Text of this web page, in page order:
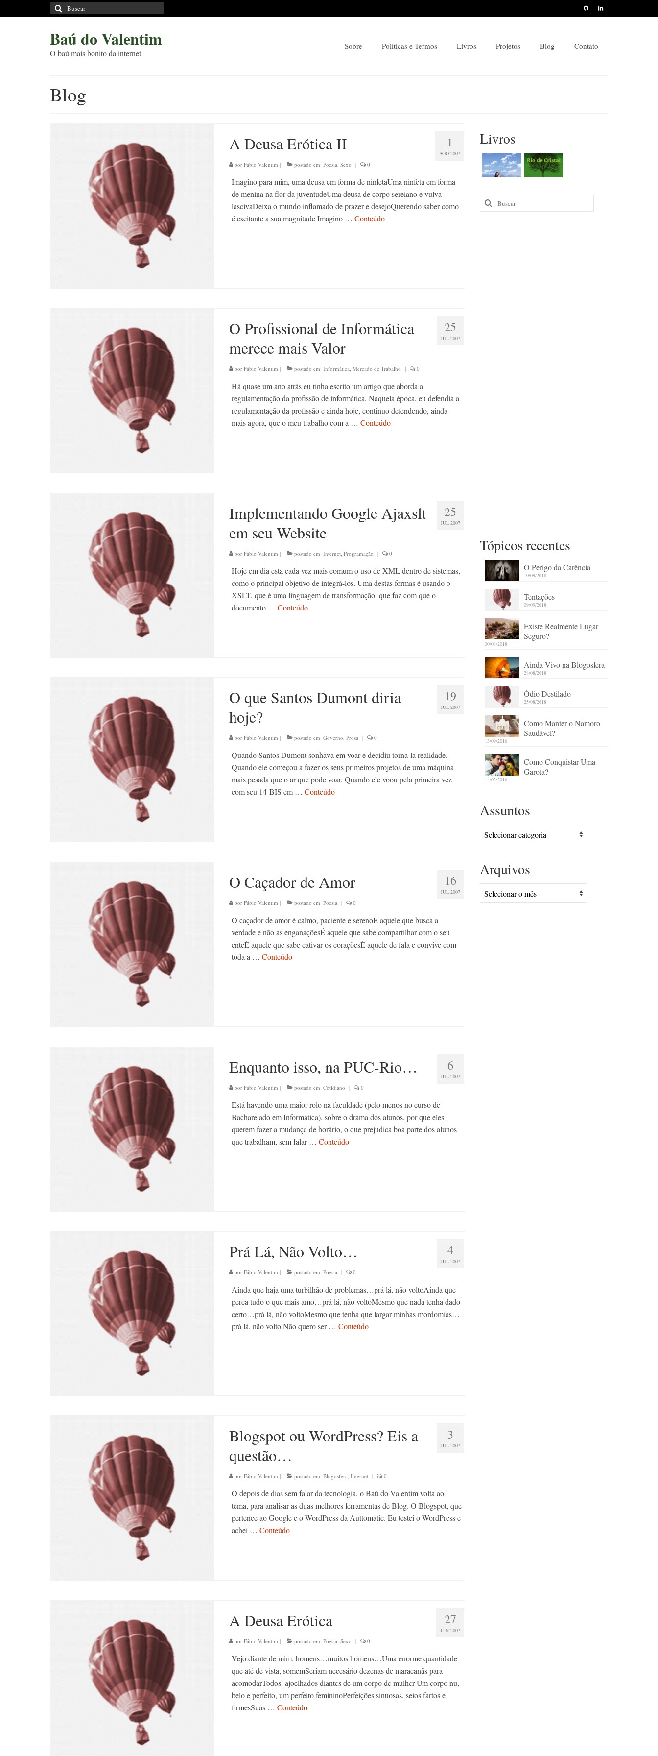
Buscar
por:
Baú do Valentim
O baú mais bonito da internet
Sobre Políticas e Termos Livros Projetos Blog Contato
Blog
1
AGO 2007
A Deusa Erótica II
por Fábio Valentim | postado em: Poesia, Sexo | 0
Imagino para mim, uma deusa em forma de ninfetaUma ninfeta em forma
de menina na flor da juventudeUma deusa de corpo sereiano e vulva
lascivaDeixa o mundo inflamado de prazer e desejoQuerendo saber como
é excitante a sua magnitude Imagino … Conteúdo
25
JUL 2007
O Profissional de Informática
merece mais Valor
por Fábio Valentim | postado em: Informática Mercado de Trabalho | 0
Há quase um ano atrás eu tinha escrito um artigo que aborda a
regulamentação da profissão de informática. Naquela época, eu defendia a
regulamentação da profissão e ainda hoje, continuo defendendo, ainda
mais agora, que o meu trabalho com a … Conteúdo
25
JUL 2007
Implementando Google Ajaxslt
em seu Website
por Fábio Valentim | postado em: Internet, Programação | 0
Hoje em dia está cada vez mais comum o uso de XML dentro de sistemas,
como o principal objetivo de integrá-los. Uma destas formas é usando o
XSLT, que é uma linguagem de transformação, que faz com que o
documento … Conteúdo
19
JUL 2007
O que Santos Dumont diria
hoje?
por Fábio Valentim | postado em: Governo, Prosa | 0
Quando Santos Dumont sonhava em voar e decidiu torna-la realidade.
Quando ele começou a fazer os seus primeiros projetos de uma máquina
mais pesada que o ar que pode voar. Quando ele voou pela primeira vez
com seu 14-BIS em … Conteúdo
16
JUL 2007
O Caçador de Amor
por Fábio Valentim | postado em: Poesia | 0
O caçador de amor é calmo, paciente e serenoÉ aquele que busca a
verdade e não as enganaçõesÉ aquele que sabe compartilhar com o seu
enteÉ aquele que sabe cativar os coraçõesÉ aquele de fala e convive com
toda a … Conteúdo
6
JUL 2007
Enquanto isso, na PUC-Rio…
por Fábio Valentim | postado em: Cotidiano | 0
Está havendo uma maior rolo na faculdade (pelo menos no curso de
Bacharelado em Informática), sobre o drama dos alunos, por que eles
querem fazer a mudança de horário, o que prejudica boa parte dos alunos
que trabalham, sem falar … Conteúdo
4
JUL 2007
Prá Lá, Não Volto…
por Fábio Valentim | postado em: Poesia | 0
Ainda que haja uma turbilhão de problemas…prá lá, não voltoAinda que
perca tudo o que mais amo…prá lá, não voltoMesmo que nada tenha dado
certo…prá lá, não voltoMesmo que tenha que largar minhas mordomias…
prá lá, não volto Não quero ser … Conteúdo
3
JUL 2007
Blogspot ou WordPress? Eis a
questão…
por Fábio Valentim | postado em: Blogosfera, Internet | 0
O depois de dias sem falar da tecnologia, o Baú do Valentim volta ao
tema, para analisar as duas melhores ferramentas de Blog. O Blogspot, que
pertence ao Google e o WordPress da Auttomatic. Eu testei o WordPress e
achei … Conteúdo
27
JUN 2007
A Deusa Erótica
por Fábio Valentim | postado em: Poesia, Sexo | 0
Vejo diante de mim, homens…muitos homens…Uma enorme quantidade
que até de vista, somemSeriam necesário dezenas de maracanãs para
acomodarTodos, ajoelhados diantes de um corpo de mulher Um corpo nu,
belo e perfeito, um perfeito femininoPerfeições sinuosas, seios fartos e
firmesSuas … Conteúdo
Livros
Buscar
por:
Tópicos recentes
O Perigo da Carência
10/09/2018
Tentações
09/09/2018
Existe Realmente Lugar
Seguro?
30/08/2018
Ainda Vivo na Blogosfera
28/08/2018
Ódio Destilado
25/08/2018
Como Manter o Namoro
Saudável?
13/09/2016
Como Conquistar Uma
Garota?
14/02/2016
Assuntos
Assuntos
Arquivos
Arquivos